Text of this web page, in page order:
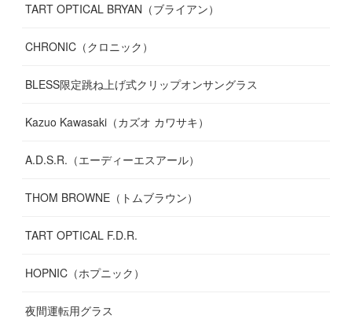
TART OPTICAL BRYAN（ブライアン）
CHRONIC（クロニック）
BLESS限定跳ね上げ式クリップオンサングラス
Kazuo Kawasaki（カズオ カワサキ）
A.D.S.R.（エーディーエスアール）
THOM BROWNE（トムブラウン）
TART OPTICAL F.D.R.
HOPNIC（ホプニック）
夜間運転用グラス